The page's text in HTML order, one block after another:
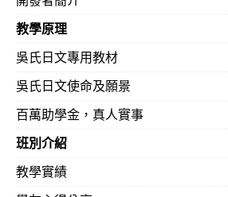
教學原理
吳氏日文專用教材
吳氏日文使命及願景
百萬助學金，真人實事
班別介紹
教學實績